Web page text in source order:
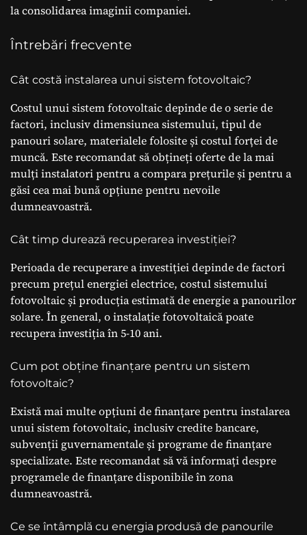
la consolidarea imaginii companiei.
Întrebări frecvente
Cât costă instalarea unui sistem fotovoltaic?
Costul unui sistem fotovoltaic depinde de o serie de
factori, inclusiv dimensiunea sistemului, tipul de
panouri solare, materialele folosite și costul forței de
muncă. Este recomandat să obțineți oferte de la mai
mulți instalatori pentru a compara prețurile și pentru a
găsi cea mai bună opțiune pentru nevoile
dumneavoastră.
Cât timp durează recuperarea investiției?
Perioada de recuperare a investiției depinde de factori
precum prețul energiei electrice, costul sistemului
fotovoltaic și producția estimată de energie a panourilor
solare. În general, o instalație fotovoltaică poate
recupera investiția în 5-10 ani.
Cum pot obține finanțare pentru un sistem
fotovoltaic?
Există mai multe opțiuni de finanțare pentru instalarea
unui sistem fotovoltaic, inclusiv credite bancare,
subvenții guvernamentale și programe de finanțare
specializate. Este recomandat să vă informați despre
programele de finanțare disponibile în zona
dumneavoastră.
Ce se întâmplă cu energia produsă de panourile